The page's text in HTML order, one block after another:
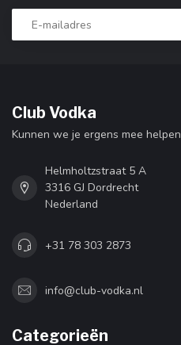
Club Vodka
Kunnen we je ergens mee helpen
Helmholtzstraat 5 A
3316 GJ Dordrecht
Nederland
+31 78 303 2873
info@club-vodka.nl
Categorieën